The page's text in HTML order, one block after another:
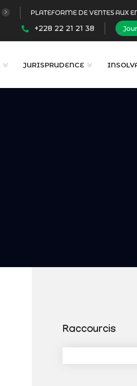
PLATEFORME DE VENTES AUX
+228 22 21 21 38
JURISPRUDENCE
Raccourcis